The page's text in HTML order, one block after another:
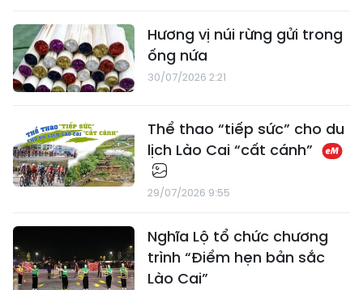
Hương vị núi rừng gửi trong
ống nứa
30/07/2026 2:21
Thể thao “tiếp sức” cho du
lịch Lào Cai “cất cánh”
29/07/2026 9:55
Nghĩa Lộ tổ chức chương
trình “Điểm hẹn bản sắc
Lào Cai”